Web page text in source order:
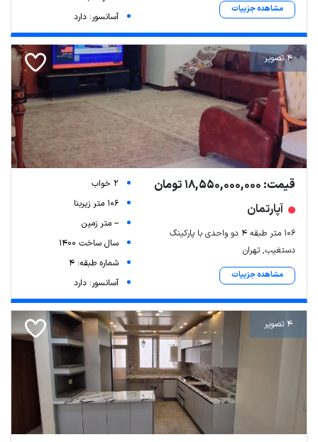
مشاهده جزییات
آسانسور: دارد
4 تصویر
قیمت: 18,550,000,000 تومان
آپارتمان
۱۰۶ متر طبقه ۴ دو واحدی با پارکینگ
دستغیب, تهران
مشاهده جزییات
2 خواب
106 متر زیربنا
-- متر زمین
سال ساخت 1400
شماره طبقه: 4
آسانسور: دارد
4 تصویر